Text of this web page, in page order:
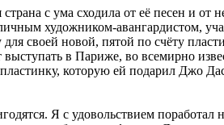
с ума сходила от её песен и от
художником-авангардистом,
своей новой, пятой по счёту
выступать в Париже, во всемирно
которую ей подарил Джо
Я с удовольствием